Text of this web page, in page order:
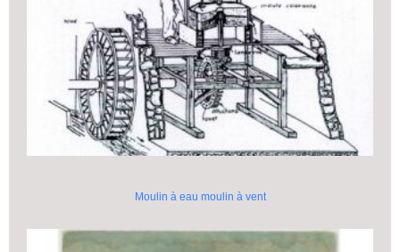
Moulin à eau moulin à vent